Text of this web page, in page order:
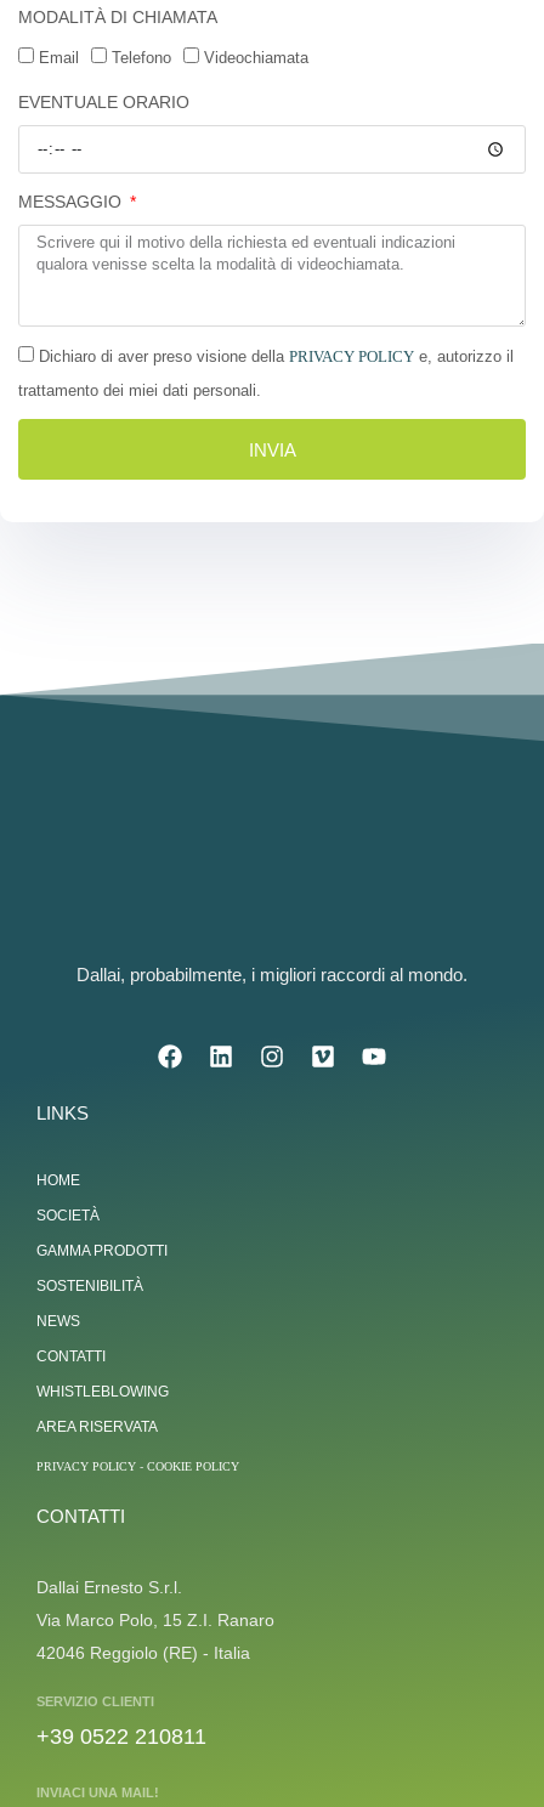
MODALITÀ DI CHIAMATA
Email Telefono Videochiamata
EVENTUALE ORARIO
MESSAGGIO
Dichiaro di aver preso visione della PRIVACY POLICY e, autorizzo il
trattamento dei miei dati personali.
INVIA
Dallai, probabilmente, i migliori raccordi al mondo.
LINKS
HOME
SOCIETÀ
GAMMA PRODOTTI
SOSTENIBILITÀ
NEWS
CONTATTI
WHISTLEBLOWING
AREA RISERVATA
PRIVACY POLICY - COOKIE POLICY
CONTATTI
Dallai Ernesto S.r.l.
Via Marco Polo, 15 Z.I. Ranaro
42046 Reggiolo (RE) - Italia
SERVIZIO CLIENTI
+39 0522 210811
INVIACI UNA MAIL!